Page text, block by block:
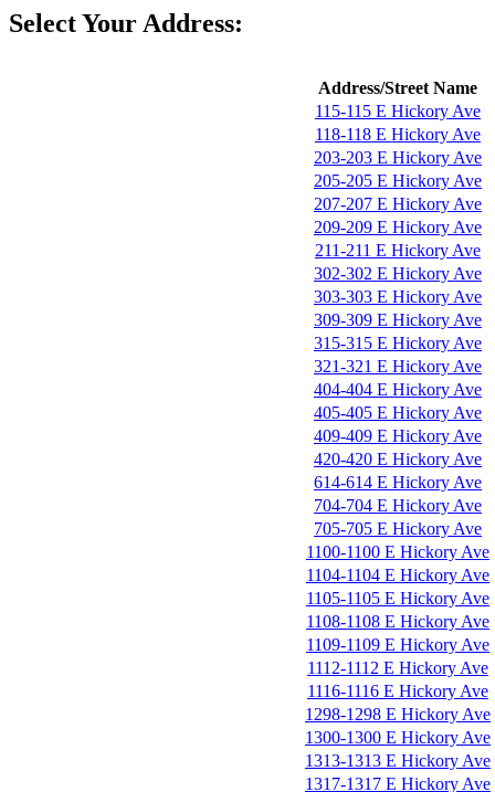
Select Your Address:
Address/Street Name
115-115 E Hickory Ave
118-118 E Hickory Ave
203-203 E Hickory Ave
205-205 E Hickory Ave
207-207 E Hickory Ave
209-209 E Hickory Ave
211-211 E Hickory Ave
302-302 E Hickory Ave
303-303 E Hickory Ave
309-309 E Hickory Ave
315-315 E Hickory Ave
321-321 E Hickory Ave
404-404 E Hickory Ave
405-405 E Hickory Ave
409-409 E Hickory Ave
420-420 E Hickory Ave
614-614 E Hickory Ave
704-704 E Hickory Ave
705-705 E Hickory Ave
1100-1100 E Hickory Ave
1104-1104 E Hickory Ave
1105-1105 E Hickory Ave
1108-1108 E Hickory Ave
1109-1109 E Hickory Ave
1112-1112 E Hickory Ave
1116-1116 E Hickory Ave
1298-1298 E Hickory Ave
1300-1300 E Hickory Ave
1313-1313 E Hickory Ave
1317-1317 E Hickory Ave